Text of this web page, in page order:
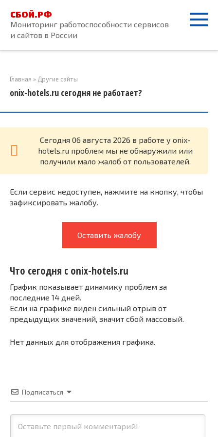
контенту
СБОЙ.РФ
Мониторинг работоспособности сервисов
и сайтов в России
Главная » Другие сайты
onix-hotels.ru сегодня не работает?
Cегодня 06 августа 2026 в работе у onix-
hotels.ru проблем мы не обнаружили или
получили мало жалоб от пользователей.
Если сервис недоступен, нажмите на кнопку, чтобы
зафиксировать жалобу.
Оставить жалобу
Что сегодня с onix-hotels.ru
График показывает динамику проблем за
последние 14 дней.
Если на графике виден сильный отрыв от
предыдущих значений, значит сбой массовый.
Нет данных для отображения графика.
Подписаться